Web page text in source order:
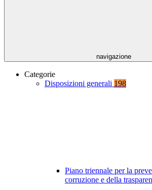
navigazione
Categorie
Disposizioni generali 198
Piano triennale per la
corruzione e della